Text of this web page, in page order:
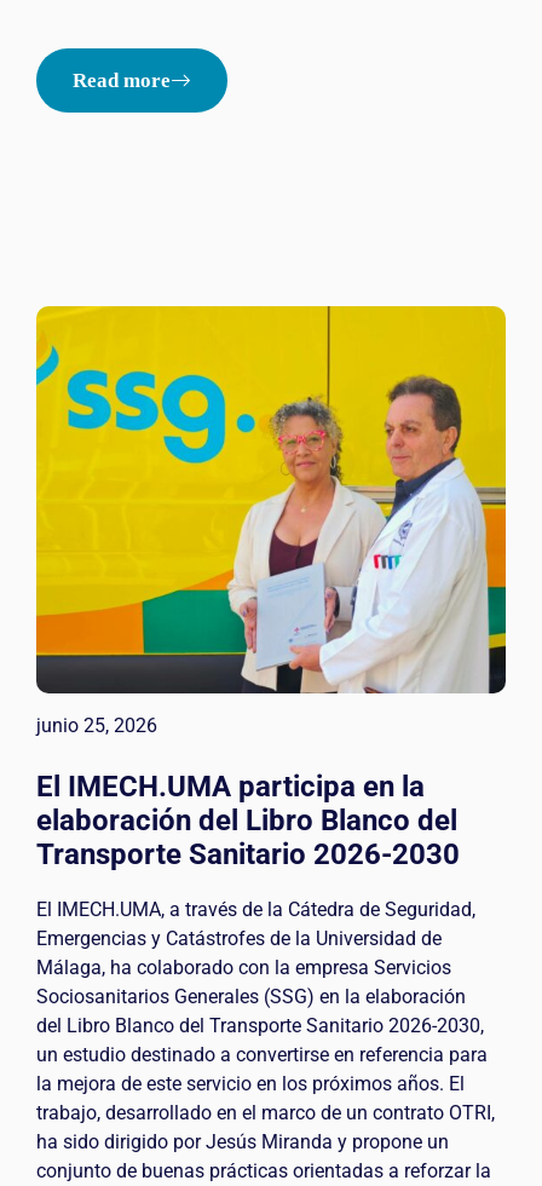
Read more
junio 25, 2026
El IMECH.UMA participa en la
elaboración del Libro Blanco del
Transporte Sanitario 2026-2030
El IMECH.UMA, a través de la Cátedra de Seguridad,
Emergencias y Catástrofes de la Universidad de
Málaga, ha colaborado con la empresa Servicios
Sociosanitarios Generales (SSG) en la elaboración
del Libro Blanco del Transporte Sanitario 2026-2030,
un estudio destinado a convertirse en referencia para
la mejora de este servicio en los próximos años. El
trabajo, desarrollado en el marco de un contrato OTRI,
ha sido dirigido por Jesús Miranda y propone un
conjunto de buenas prácticas orientadas a reforzar la